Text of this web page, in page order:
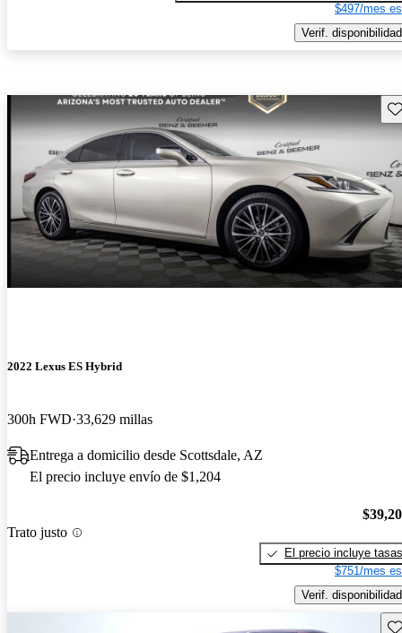
$497/mes
Verif. disponibilidad
2022 Lexus ES Hybrid
300h FWD 33,629 millas
Entrega a domicilio desde Scottsdale, AZ
El precio incluye envío de $1,204
Trato justo
El precio incluye tasas
$751/mes
Verif. disponibilidad